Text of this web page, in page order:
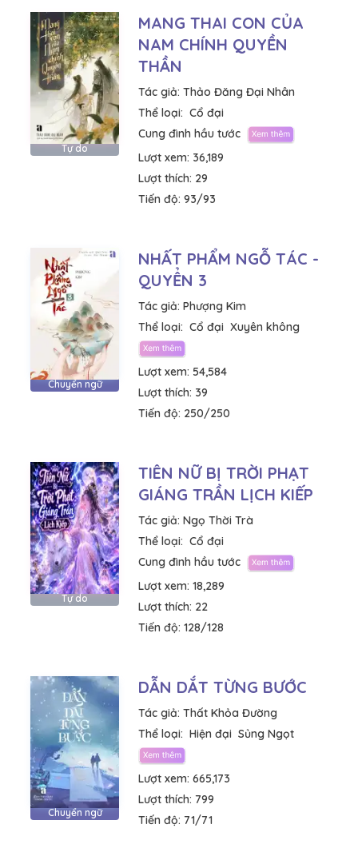
Tự do
MANG THAI CON CỦA
NAM CHÍNH QUYỀN
THẦN
Tác giả: Thảo Đăng Đại Nhân
Thể loại: Cổ đại
Cung đình hầu tước
Lượt xem: 36,189
Lượt thích: 29
Tiến độ: 93/93
Chuyển ngữ
NHẤT PHẨM NGỖ TÁC -
QUYỂN 3
Tác giả: Phượng Kim
Thể loại: Cổ đại Xuyên không
Lượt xem: 54,584
Lượt thích: 39
Tiến độ: 250/250
Tự do
TIÊN NỮ BỊ TRỜI PHẠT
GIÁNG TRẦN LỊCH KIẾP
Tác giả: Ngọ Thời Trà
Thể loại: Cổ đại
Cung đình hầu tước
Lượt xem: 18,289
Lượt thích: 22
Tiến độ: 128/128
Chuyển ngữ
DẪN DẮT TỪNG BƯỚC
Tác giả: Thất Khỏa Đường
Thể loại: Hiện đại Sủng Ngọt
Lượt xem: 665,173
Lượt thích: 799
Tiến độ: 71/71